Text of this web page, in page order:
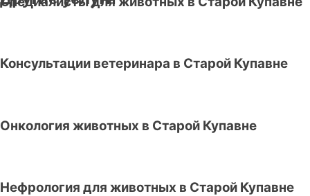
Консультации ветеринара в Старой Купавне
Онкология животных в Старой Купавне
Нефрология для животных в Старой Купавне